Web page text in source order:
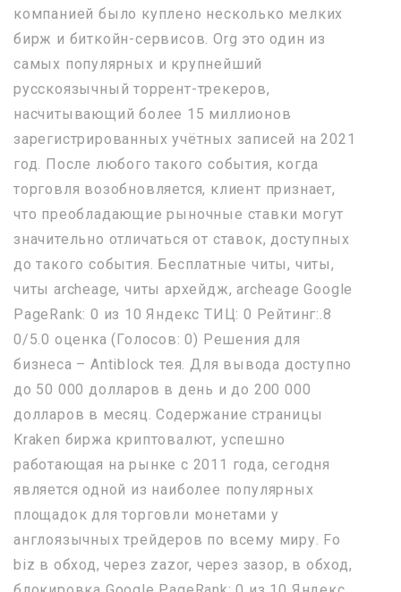
компанией было куплено несколько мелких
бирж и биткойн-сервисов. Org это один из
самых популярных и крупнейший
русскоязычный торрент-трекеров,
насчитывающий более 15 миллионов
зарегистрированных учётных записей на 2021
год. После любого такого события, когда
торговля возобновляется, клиент признает,
что преобладающие рыночные ставки могут
значительно отличаться от ставок, доступных
до такого события. Бесплатные читы, читы,
читы archeage, читы архейдж, archeage Google
PageRank: 0 из 10 Яндекс ТИЦ: 0 Рейтинг:.8
0/5.0 оценка (Голосов: 0) Решения для
бизнеса – Antiblock тея. Для вывода доступно
до 50 000 долларов в день и до 200 000
долларов в месяц. Содержание страницы
Kraken биржа криптовалют, успешно
работающая на рынке с 2011 года, сегодня
является одной из наиболее популярных
площадок для торговли монетами у
англоязычных трейдеров по всему миру. Fo
biz в обход, через zazor, через зазор, в обход,